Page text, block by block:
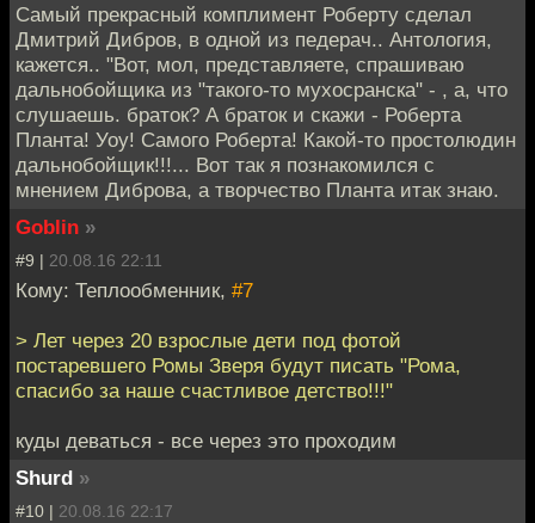
Самый прекрасный комплимент Роберту сделал
Дмитрий Дибров, в одной из педерач.. Антология,
кажется.. "Вот, мол, представляете, спрашиваю
дальнобойщика из "такого-то мухосранска" - , а, что
слушаешь. браток? А браток и скажи - Роберта
Планта! Уоу! Самого Роберта! Какой-то простолюдин
дальнобойщик!!!... Вот так я познакомился с
мнением Диброва, а творчество Планта итак знаю.
Goblin »
#9 | 20.08.16 22:11
Кому: Теплообменник, #7
> Лет через 20 взрослые дети под фотой
постаревшего Ромы Зверя будут писать "Рома,
спасибо за наше счастливое детство!!!"
куды деваться - все через это проходим
Shurd »
#10 | 20.08.16 22:17